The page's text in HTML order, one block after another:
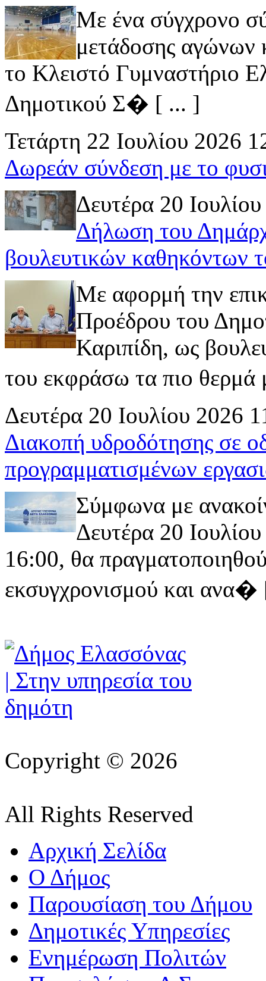
Με ένα σύγχρονο
μετάδοσης αγώνων
το Κλειστό Γυμναστήριο
Δημοτικού Σ� [ ... ]
Τετάρτη 22 Ιουλίου 2026
Δωρεάν σύνδεση με το
Δευτέρα 20
Δήλωση του
βουλευτικών καθηκόντων
Με αφορμή την
Προέδρου του
Καριπίδη, ως
του εκφράσω τα πιο
Δευτέρα 20 Ιουλίου 2026
Διακοπή υδροδότησης σε
προγραμματισμένων
Σύμφωνα με
Δευτέρα 20
16:00, θα
εκσυγχρονισμού και
Copyright © 2026
All Rights Reserved
Αρχική Σελίδα
Ο Δήμος
Παρουσίαση του Δήμου
Δημοτικές Υπηρεσίες
Ενημέρωση Πολιτών